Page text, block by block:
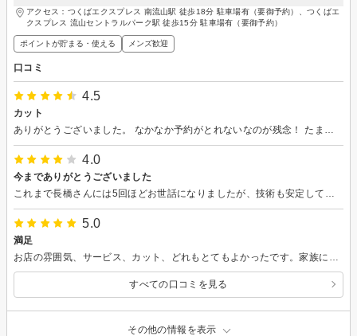
アクセス：つくばエクスプレス 南流山駅 徒歩18分 駐車場有（要御予約）、つくばエ
クスプレス 流山セントラルパーク駅 徒歩15分 駐車場有（要御予約）
ポイントが貯まる・使える メンズ歓迎
口コミ
4.5
カット
4.0
今までありがとうございました
5.0
満足
すべての口コミを見る
その他の情報を表示